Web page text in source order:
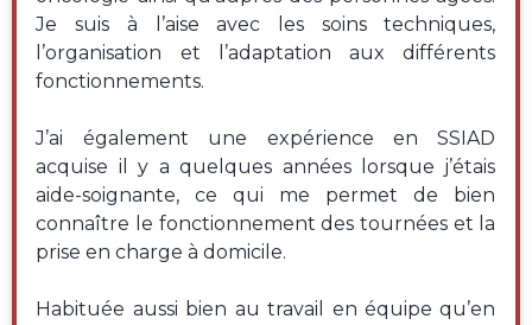
Je suis à l’aise avec les soins techniques,
l’organisation et l’adaptation aux différents
fonctionnements.
J’ai également une expérience en SSIAD
acquise il y a quelques années lorsque j’étais
aide-soignante, ce qui me permet de bien
connaître le fonctionnement des tournées et la
prise en charge à domicile.
Habituée aussi bien au travail en équipe qu’en